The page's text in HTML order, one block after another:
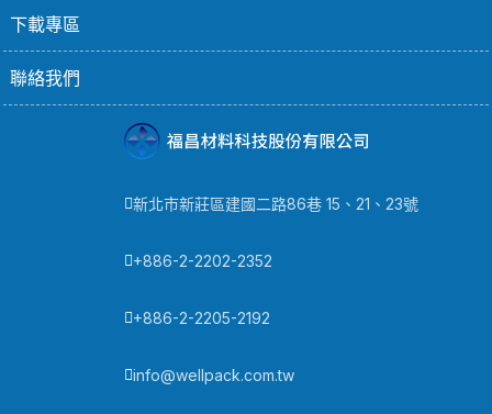
下載專區
聯絡我們
新北市新莊區建國二路86巷 15、21、23號
+886-2-2202-2352
+886-2-2205-2192
info@wellpack.com.tw